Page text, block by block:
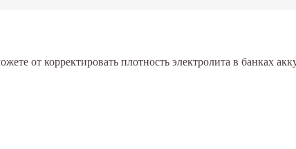
от корректировать плотность электролита в банках